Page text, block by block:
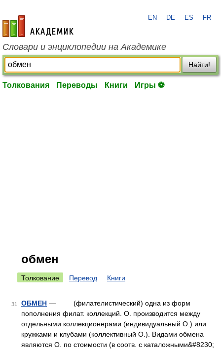
academic.ru
EN DE ES FR
Словари и энциклопедии на Академике
Найти!
Толкования Переводы Книги Игры ⚽
обмен
Толкование Перевод Книги
31 ОБМЕН — (филателистический) одна из форм
пополнения филат. коллекций. О. производится между
отдельными коллекционерами (индивидуальный О.) или
кружками и клубами (коллективный О.). Видами обмена
являются О. по стоимости (в соотв. с каталожными&#8230;